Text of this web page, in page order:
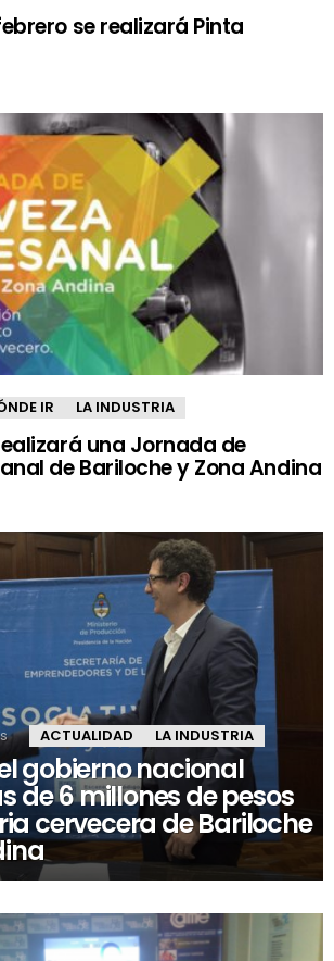
se realizará Pinta
IR LA INDUSTRIA
una Jornada de
de Bariloche y Zona Andina
ACTUALIDAD LA INDUSTRIA
gobierno nacional
de 6 millones de pesos
cervecera de Bariloche